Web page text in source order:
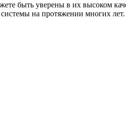
быть уверены в их высоком
на протяжении многих лет.